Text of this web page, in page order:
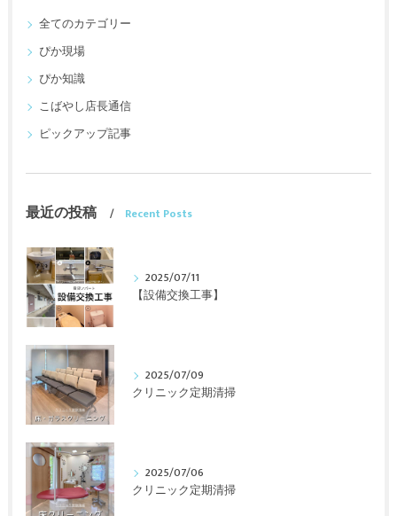
全てのカテゴリー
ぴか現場
ぴか知識
こばやし店長通信
ピックアップ記事
最近の投稿 Recent Posts
2025/07/11
【設備交換工事】
2025/07/09
クリニック定期清掃
2025/07/06
クリニック定期清掃